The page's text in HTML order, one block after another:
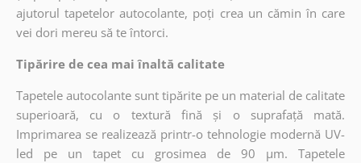
ajutorul tapetelor autocolante, poți crea un cămin în care
vei dori mereu să te întorci.
Tipărire de cea mai înaltă calitate
Tapetele autocolante sunt tipărite pe un material de calitate
superioară, cu o textură fină și o suprafață mată.
Imprimarea se realizează printr-o tehnologie modernă UV-
led pe un tapet cu grosimea de 90 µm. Tapetele